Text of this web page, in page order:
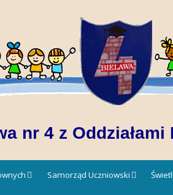
nr 4 z
Samorząd Uczniowski